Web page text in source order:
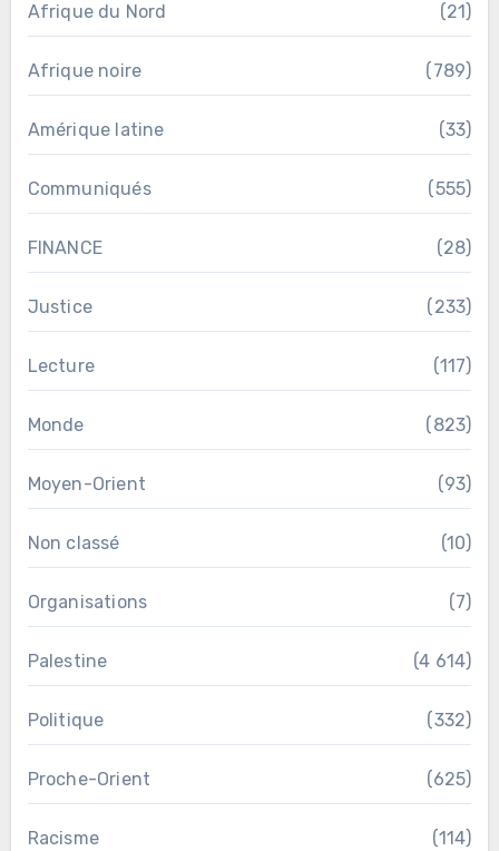
Afrique du Nord (21)
Afrique noire (789)
Amérique latine (33)
Communiqués (555)
FINANCE (28)
Justice (233)
Lecture (117)
Monde (823)
Moyen-Orient (93)
Non classé (10)
Organisations (7)
Palestine (4 614)
Politique (332)
Proche-Orient (625)
Racisme (114)